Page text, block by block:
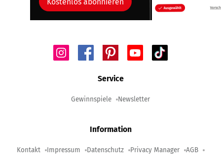
Service
Gewinnspiele Newsletter
Information
Kontakt Impressum Datenschutz Privacy Manager AGB